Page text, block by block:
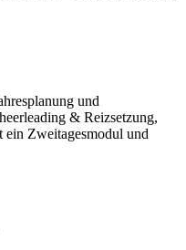
und
& Reizsetzung,
Zweitagesmodul und